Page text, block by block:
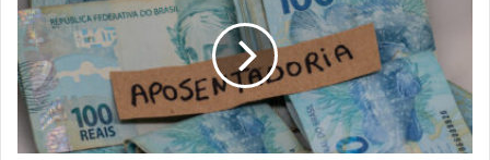
2025:
novas regras,
direitos e
o
que
muda no
INSS